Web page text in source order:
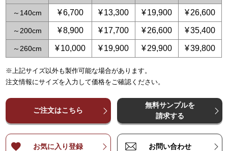
～ 140 ¥6,700 ¥13,300 ¥19,900 ¥26,600
～ 200 ¥8,900 ¥17,700 ¥26,600 ¥35,400
～ 260 ¥10,000 ¥19,900 ¥29,900 ¥39,800
～65 ～ 150 ～225
¥8,900 17,700 26,600 ¥ 35,400 ¥
～125 ～250 ～
¥8,900 17,700 ¥26,600 ¥ 35,400
※上記サイズ以外も製作可能な場合があります。
注文情報にサイズを入力して価格をご確認ください。
ご注文はこちら
無料サンプルを
請求する
お気に入り登録 お問い合わせ